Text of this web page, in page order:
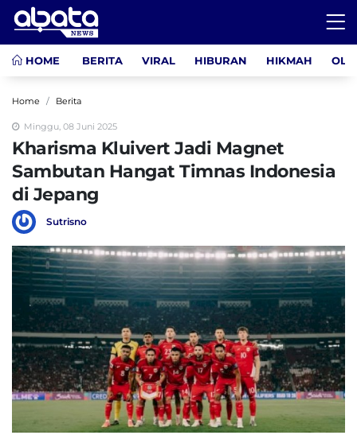
HOME BERITA VIRAL HIBURAN HIKMAH
Home Berita
Minggu, 08 Juni 2025
Kharisma Kluivert Jadi Magnet
Sambutan Hangat Timnas Indonesia
di Jepang
Sutrisno